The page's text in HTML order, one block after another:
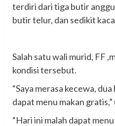
terdiri dari tiga butir
butir telur, dan sedikit
‎Salah satu wali murid, FF
kondisi tersebut.
‎“Saya merasa kecewa,
dapat menu makan
‎“Hari ini malah dapat